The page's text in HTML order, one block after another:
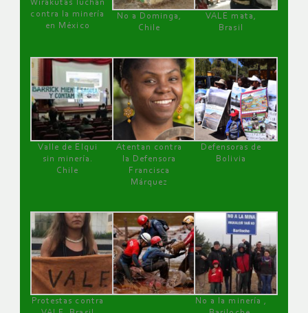
Wirakutas luchan
contra la minería
en México
No a Dominga,
Chile
VALE mata,
Brasil
Valle de Elqui
sin minería.
Chile
Atentan contra
la Defensora
Francisca
Márquez
Defensoras de
Bolivia
Protestas contra
No a la minería ,